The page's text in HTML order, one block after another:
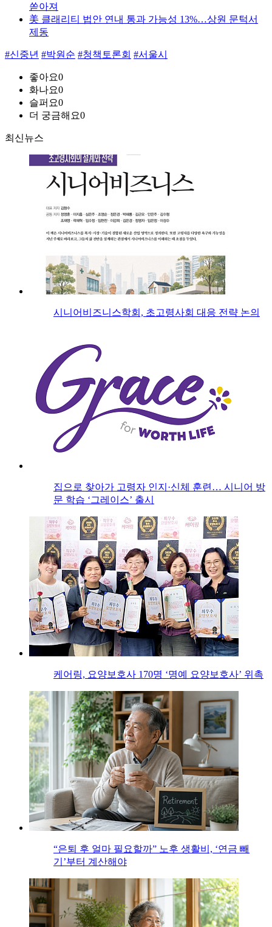
쏟아져
美 클래리티 법안 연내 통과 가능성 13%…상원 문턱서
제동
#신중년 #박원순 #청책토론회 #서울시
좋아요0
화나요0
슬퍼요0
더 궁금해요0
최신뉴스
시니어비즈니스학회, 초고령사회 대응 전략 논의
집으로 찾아가 고령자 인지·신체 훈련… 시니어 방
문 학습 ‘그레이스’ 출시
케어링, 요양보호사 170명 ‘명예 요양보호사’ 위촉
“은퇴 후 얼마 필요할까” 노후 생활비, ‘연금 빼
기’부터 계산해야